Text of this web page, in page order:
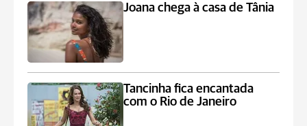
Joana chega à casa de Tânia
Tancinha fica encantada
com o Rio de Janeiro